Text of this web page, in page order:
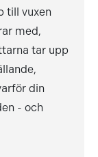
till vuxen
med,
tar upp
din
- och